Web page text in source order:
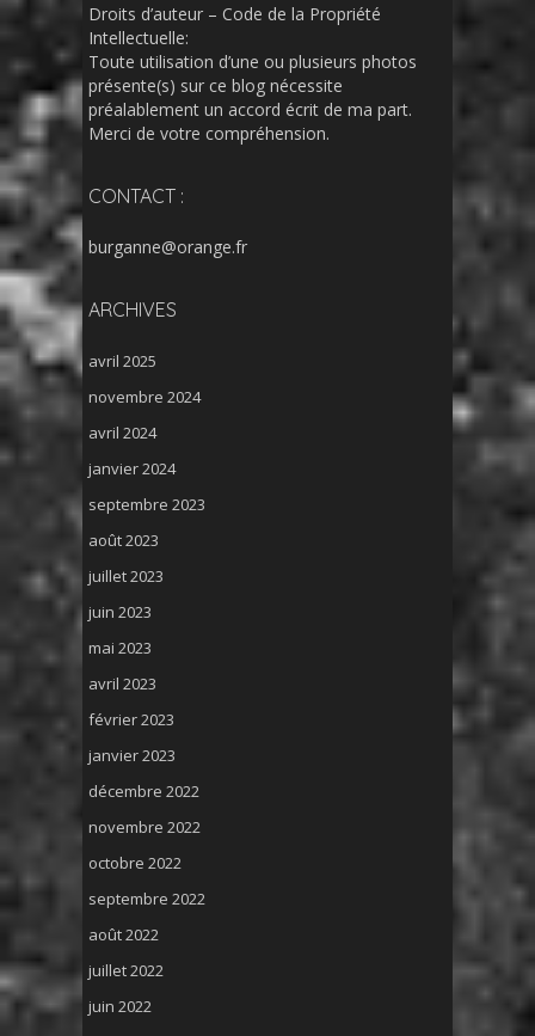
Droits d’auteur – Code de la Propriété
Intellectuelle:
Toute utilisation d’une ou plusieurs photos
présente(s) sur ce blog nécessite
préalablement un accord écrit de ma part.
Merci de votre compréhension.
CONTACT :
burganne@orange.fr
ARCHIVES
avril 2025
novembre 2024
avril 2024
janvier 2024
septembre 2023
août 2023
juillet 2023
juin 2023
mai 2023
avril 2023
février 2023
janvier 2023
décembre 2022
novembre 2022
octobre 2022
septembre 2022
août 2022
juillet 2022
juin 2022